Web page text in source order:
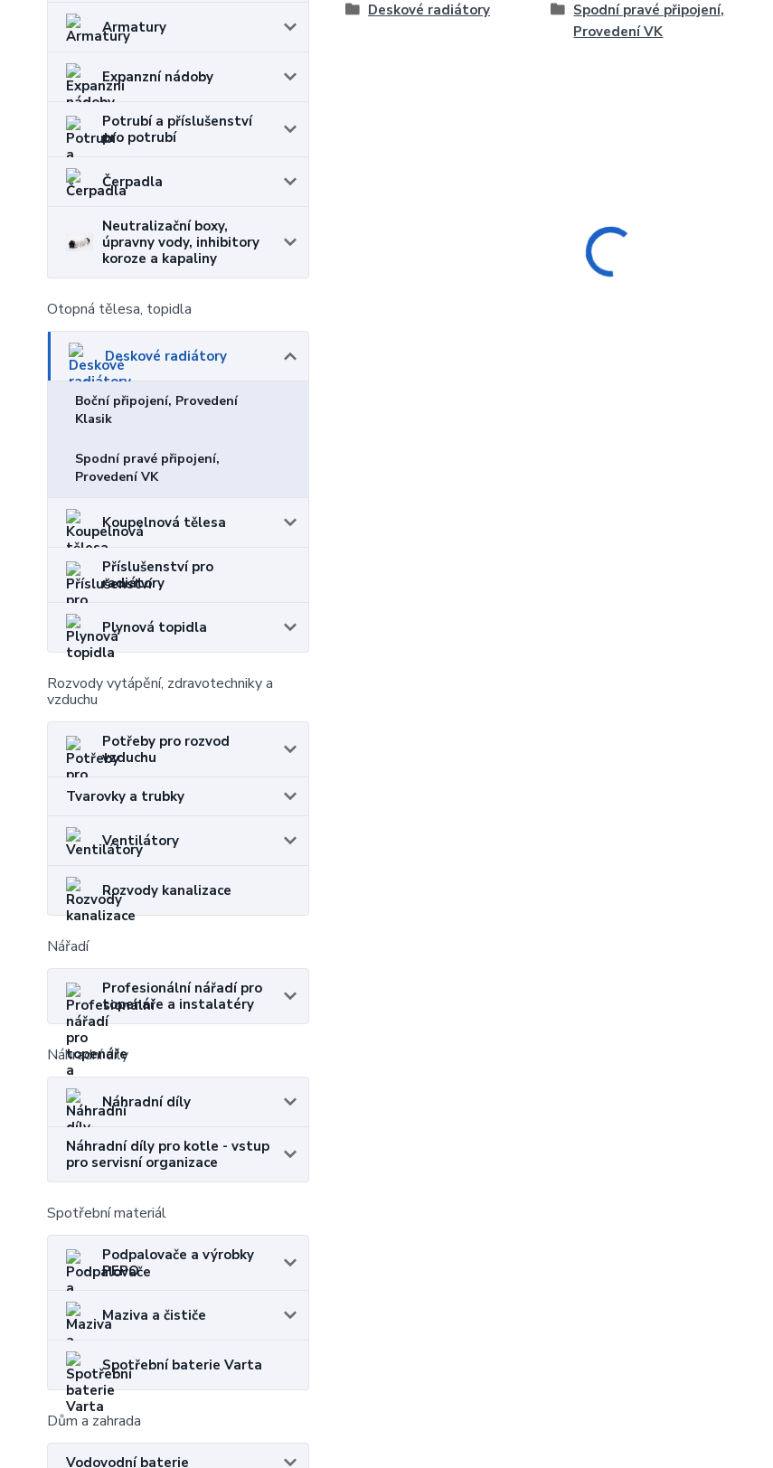
Armatury
Expanzní nádoby
Potrubí a příslušenství
pro potrubí
Čerpadla
Neutralizační boxy,
úpravny vody, inhibitory
koroze a kapaliny
Otopná tělesa, topidla
Deskové radiátory
Boční připojení, Provedení
Klasik
Spodní pravé připojení,
Provedení VK
Koupelnová tělesa
Příslušenství pro
radiátory
Plynová topidla
Rozvody vytápění, zdravotechniky a
vzduchu
Potřeby pro rozvod
vzduchu
Tvarovky a trubky
Ventilátory
Rozvody kanalizace
Nářadí
Profesionální nářadí pro
topenáře a instalatéry
Náhradní díly
Náhradní díly
Náhradní díly pro kotle - vstup
pro servisní organizace
Spotřební materiál
Podpalovače a výrobky
PEPO
Maziva a čističe
Spotřební baterie Varta
Dům a zahrada
Vodovodní baterie
Deskové radiátory
Spodní pravé připojení,
Provedení VK